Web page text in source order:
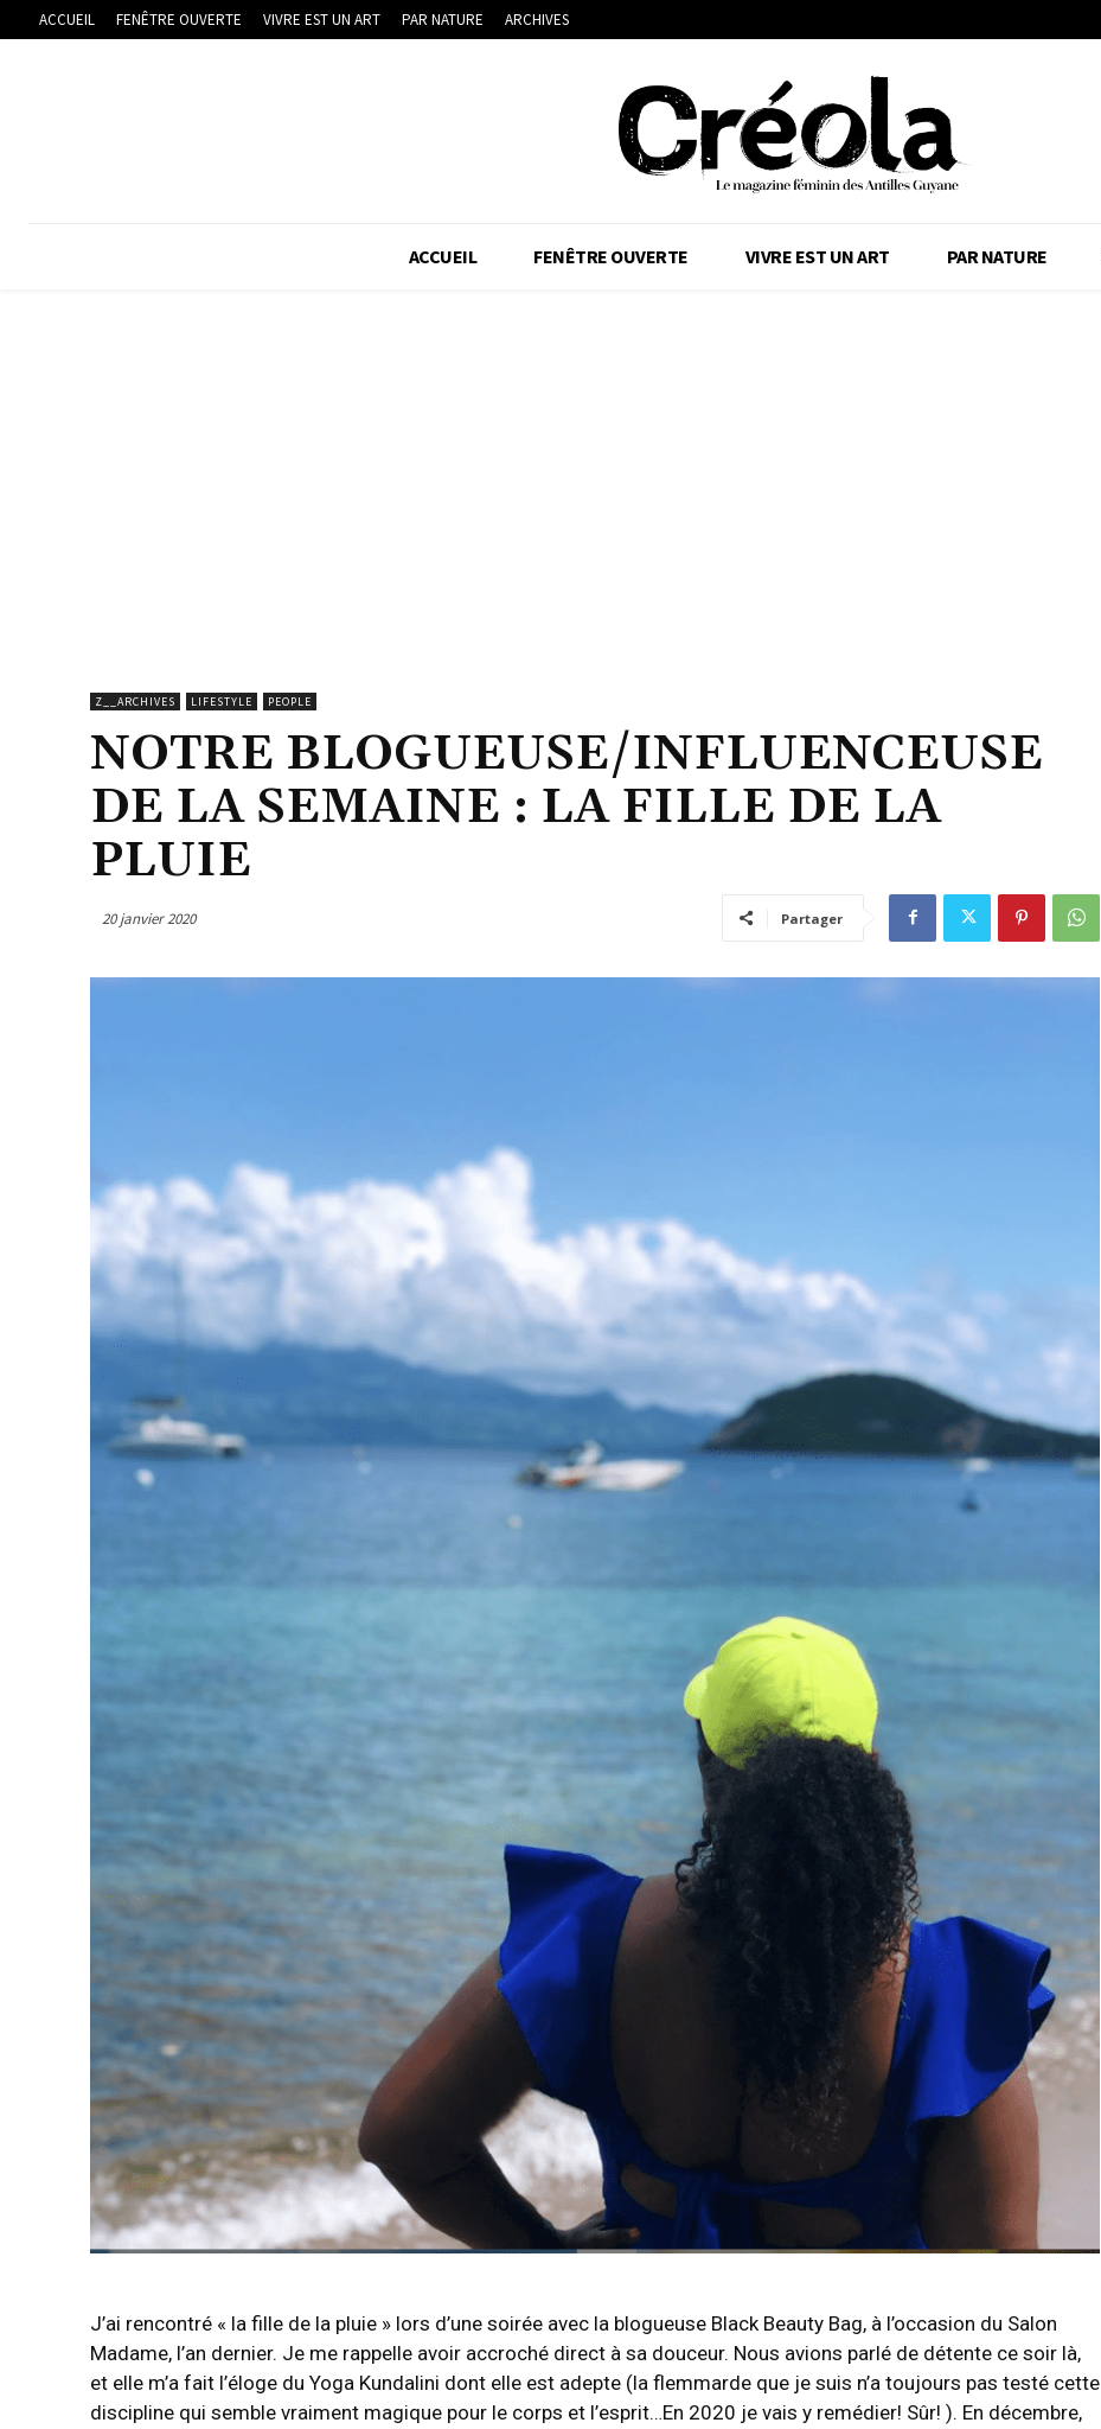
ACCUEIL FENÊTRE OUVERTE VIVRE EST UN ART PAR NATURE ARCHIVES
ACCUEIL FENÊTRE OUVERTE VIVRE EST UN ART PAR NATURE
Z__ARCHIVES LIFESTYLE PEOPLE
NOTRE BLOGUEUSE/INFLUENCEUSE
DE LA SEMAINE : LA FILLE DE LA
PLUIE
20 janvier 2020 Partager
J’ai rencontré « la fille de la pluie » lors d’une soirée avec la blogueuse Black Beauty Bag, à l’occasion du Salon
Madame, l’an dernier. Je me rappelle avoir accroché direct à sa douceur. Nous avions parlé de détente ce soir là,
et elle m’a fait l’éloge du Yoga Kundalini dont elle est adepte (la flemmarde que je suis n’a toujours pas testé cette
discipline qui semble vraiment magique pour le corps et l’esprit…En 2020 je vais y remédier! Sûr! ). En décembre,